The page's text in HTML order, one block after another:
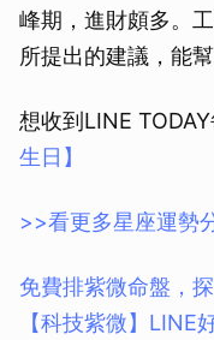
峰期，進財頗多。
所提出的建議，能
想收到LINE
生日】
>>看更多星座運勢
免費排紫微命盤，
【科技紫微】LINE